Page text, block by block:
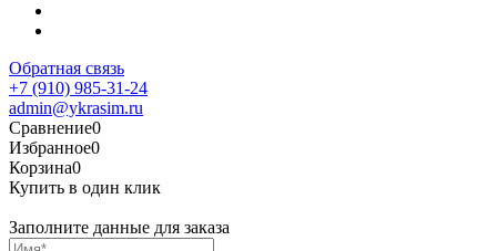
Обратная связь
+7 (910) 985-31-24
admin@ykrasim.ru
Сравнение0
Избранное0
Корзина0
Купить в один клик
Заполните данные для заказа